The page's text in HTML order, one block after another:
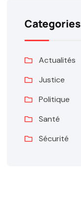
Categories
Actualités
Justice
Politique
Santé
Sécurité